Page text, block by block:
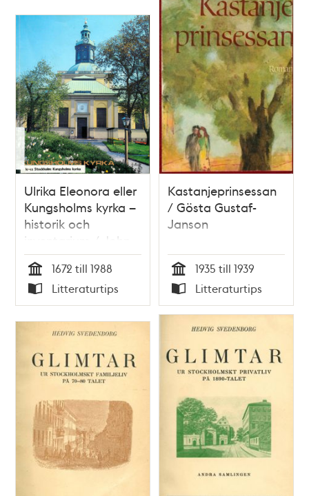
Ulrika Eleonora eller
Kungsholms kyrka –
historik och
inventarium / John
Stenung
Tid
1672 till 1988
Typ
Litteraturtips
Kastanjeprinsessan
/ Gösta Gustaf-
Janson
Tid
1935 till 1939
Typ
Litteraturtips